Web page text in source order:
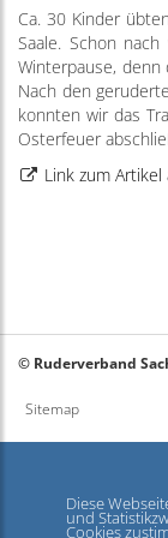
Diese
und
Cookies
Ca. 30 Kinder
Saale. Schon
Winterpause,
Nach den
konnten wir das
Osterfeuer
Link zum
© Ruderverband
Sitemap
Datenschutz